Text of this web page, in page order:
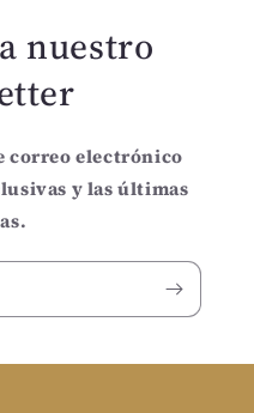
nuestro
correo electrónico
y las últimas